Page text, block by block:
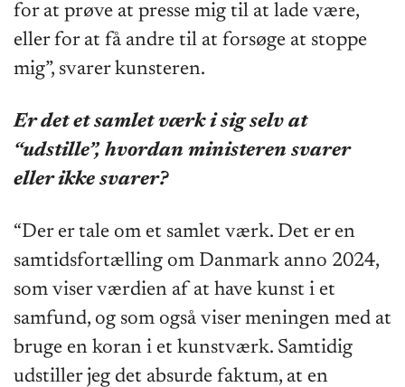
for at prøve at presse mig til at lade være,
eller for at få andre til at forsøge at stoppe
mig”, svarer kunsteren.
Er det et samlet værk i sig selv at
“udstille”, hvordan ministeren svarer
eller ikke svarer?
“Der er tale om et samlet værk. Det er en
samtidsfortælling om Danmark anno 2024,
som viser værdien af at have kunst i et
samfund, og som også viser meningen med at
bruge en koran i et kunstværk. Samtidig
udstiller jeg det absurde faktum, at en